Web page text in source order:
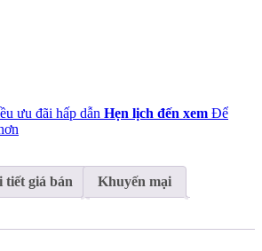
ưu đãi hấp dẫn Hẹn lịch đến xem Để
tiết giá bán Khuyến mại